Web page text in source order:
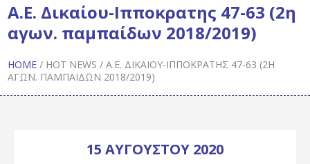
Α.Ε. Δικαίου-Ιπποκρατης 47-63 (2η
αγων. παμπαίδων 2018/2019)
HOME / HOT NEWS /Α.Ε. ΔΙΚΑΊΟΥ-ΙΠΠΟΚΡΑΤΗΣ 47-63 (2Η
ΑΓΩΝ. ΠΑΜΠΑΊΔΩΝ 2018/2019)
15 ΑΥΓΟΎΣΤΟΥ 2020